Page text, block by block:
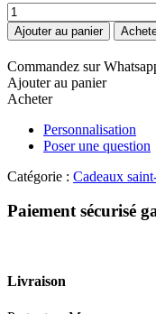
quantité
de
Nounours
Beige
Ajouter au panier
Commandez sur
Ajouter au panier
Acheter
Personnalisation
Poser une question
Catégorie : Cadeaux
Paiement sécurisé
Livraison